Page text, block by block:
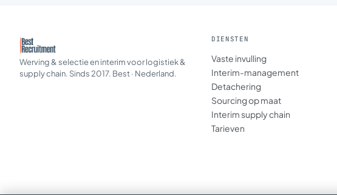
Werving & selectie en interim voor logistiek &
supply chain. Sinds 2017. Best · Nederland.
DIENSTEN
Vaste invulling
Interim-management
Detachering
Sourcing op maat
Interim supply chain
Tarieven